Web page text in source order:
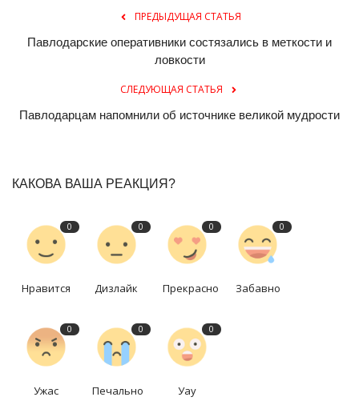
ПРЕДЫДУЩАЯ СТАТЬЯ
Павлодарские оперативники состязались в меткости и
ловкости
СЛЕДУЮЩАЯ СТАТЬЯ
Павлодарцам напомнили об источнике великой мудрости
КАКОВА ВАША РЕАКЦИЯ?
0
Нравится
0
Дизлайк
0
Прекрасно
0
Забавно
0
Ужас
0
Печально
0
Уау